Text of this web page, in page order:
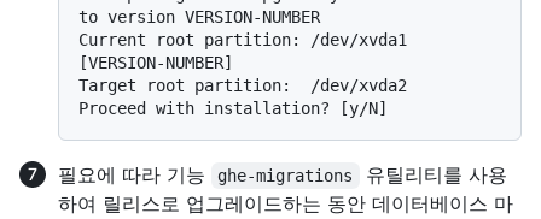
to version VERSION-NUMBER
Current root partition: /dev/xvda1
[VERSION-NUMBER]
Target root partition:  /dev/xvda2
필요에 따라 기능 ghe-migrations
유틸리티를 사용
하여 릴리스로 업그레이드하는 동안 데이터베이스 마